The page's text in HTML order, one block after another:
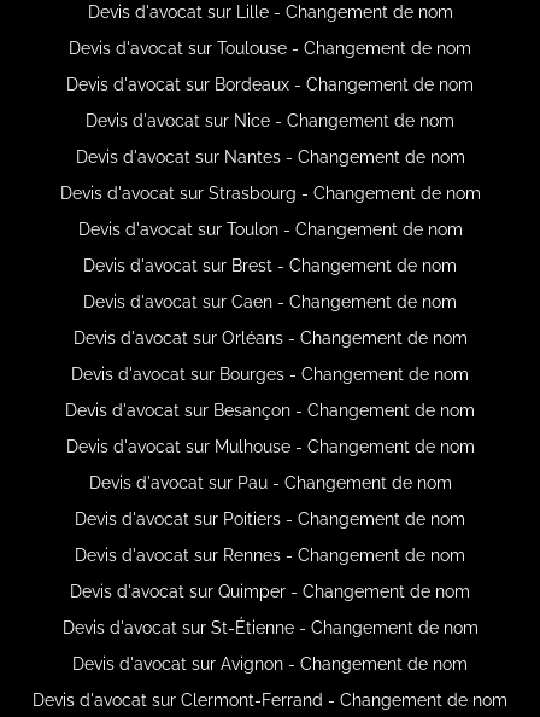
Devis d'avocat sur Lille - Changement de nom
Devis d'avocat sur Toulouse - Changement de nom
Devis d'avocat sur Bordeaux - Changement de nom
Devis d'avocat sur Nice - Changement de nom
Devis d'avocat sur Nantes - Changement de nom
Devis d'avocat sur Strasbourg - Changement de nom
Devis d'avocat sur Toulon - Changement de nom
Devis d'avocat sur Brest - Changement de nom
Devis d'avocat sur Caen - Changement de nom
Devis d'avocat sur Orléans - Changement de nom
Devis d'avocat sur Bourges - Changement de nom
Devis d'avocat sur Besançon - Changement de nom
Devis d'avocat sur Mulhouse - Changement de nom
Devis d'avocat sur Pau - Changement de nom
Devis d'avocat sur Poitiers - Changement de nom
Devis d'avocat sur Rennes - Changement de nom
Devis d'avocat sur Quimper - Changement de nom
Devis d'avocat sur St-Étienne - Changement de nom
Devis d'avocat sur Avignon - Changement de nom
Devis d'avocat sur Clermont-Ferrand - Changement de nom